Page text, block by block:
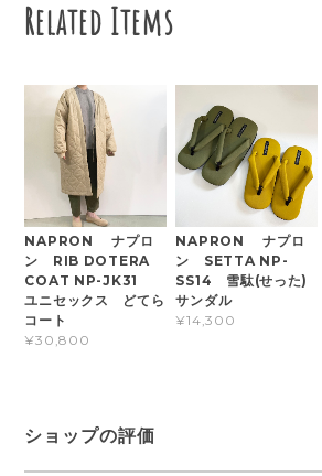
Related Items
NAPRON ナプロ
ン RIB DOTERA
COAT NP-JK31
ユニセックス どてら
コート
¥30,800
NAPRON ナプロ
ン SETTA NP-
SS14 雪駄(せった)
サンダル
¥14,300
ショップの評価